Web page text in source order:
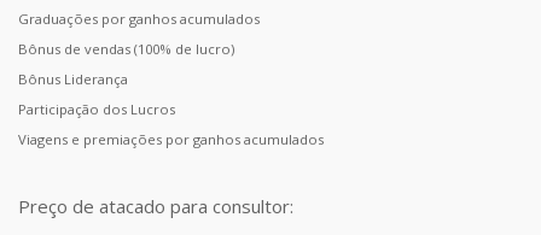
Graduações por ganhos acumulados
Bônus de vendas (100% de lucro)
Bônus Liderança
Participação dos Lucros
Viagens e premiações por ganhos acumulados
Preço de atacado para consultor: